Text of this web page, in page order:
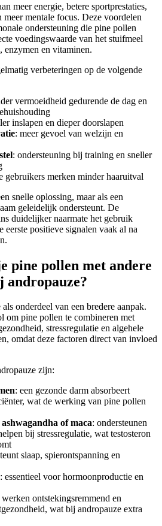
meer energie, betere sportprestaties,
meer mentale focus. Deze voordelen
ondersteuning die pine pollen
voedingswaarde van het stuifmeel
en vitaminen.
verbeteringen op de volgende
vermoeidheid gedurende de dag en
inslapen en dieper doorslapen
: meer gevoel van welzijn en
: ondersteuning bij training en sneller
gebruikers merken minder haaruitval
snelle oplossing, maar als een
geleidelijk ondersteunt. De
duidelijker naarmate het gebruik
eerste positieve signalen vaak al na
pine pollen met andere
andropauze?
onderdeel van een bredere aanpak.
om pine pollen te combineren met
stressregulatie en algehele
omdat deze factoren direct van invloed
zijn:
: een gezonde darm absorbeert
wat de werking van pine pollen
of maca: ondersteunen
bij stressregulatie, wat testosteron
slaap, spierontspanning en
: essentieel voor hormoonproductie en
werken ontstekingsremmend en
wat bij andropauze extra